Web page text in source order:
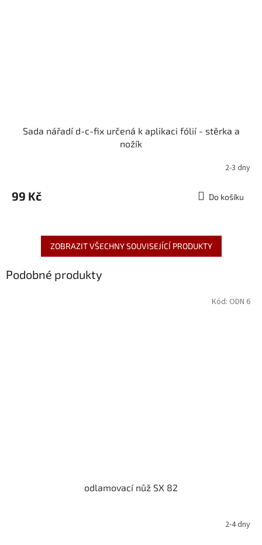
Sada nářadí d-c-fix určená k aplikaci fólií - stěrka a
nožík
2-3 dny
99 Kč Do košíku
ZOBRAZIT VŠECHNY SOUVISEJÍCÍ PRODUKTY
Podobné produkty
odlamovací nůž SX 82
2-4 dny
Kód: ODN 6